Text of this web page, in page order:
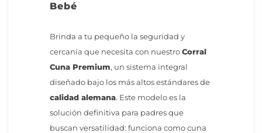
Bebé
Brinda a tu pequeño la seguridad y
cercanía que necesita con nuestroCorral
Cuna Premium, un sistema integral
diseñado bajo los más altos estándares de
calidad alemana. Este modelo es la
solución definitiva para padres que
buscan versatilidad: funciona como cuna